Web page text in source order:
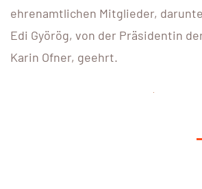
ehrenamtlichen Mitglieder,
Edi Györög, von der Präsidentin der
Karin Ofner, geehrt.